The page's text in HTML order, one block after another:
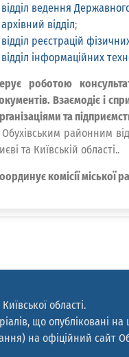
відділ ведення
архівний відділ;
відділ реєстрацій
відділ інформаційних
роботою
Взаємодіє і
та
районним
та Київській області..
комісії міської
області.
що опубліковані
на офіційний сайт